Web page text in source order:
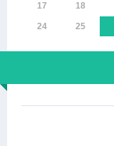
17 18
24 25